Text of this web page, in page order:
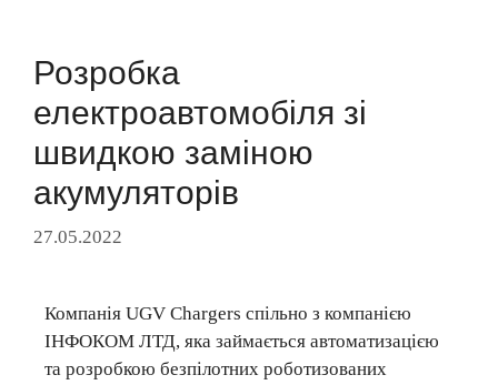
Розробка
електроавтомобіля зі
швидкою заміною
акумуляторів
27.05.2022
Компанія UGV Chargers спільно з компанією
ІНФОКОМ ЛТД, яка займається автоматизацією
та розробкою безпілотних роботизованих